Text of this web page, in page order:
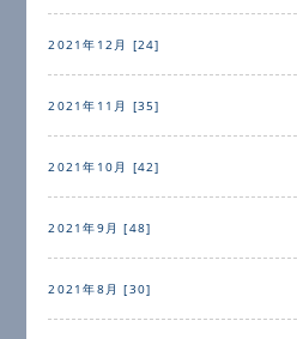
2021年12月 [24]
2021年11月 [35]
2021年10月 [42]
2021年9月 [48]
2021年8月 [30]